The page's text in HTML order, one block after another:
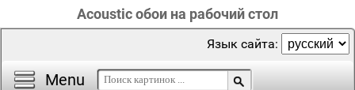
Acoustic обои на рабочий стол
Menu
Язык сайта: